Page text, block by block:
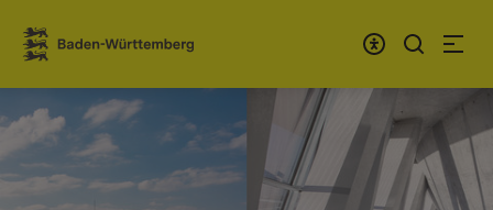
Zum Inhalt springen
Link zur Startseite